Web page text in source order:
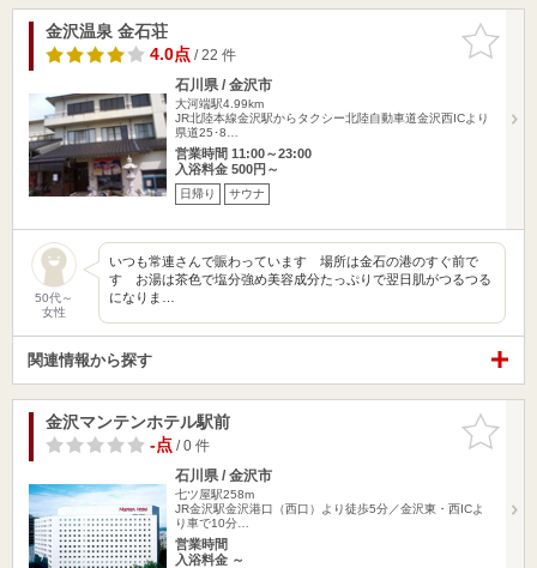
お気に入
りに追加
金沢温泉 金石荘
4.0点/ 22 件
石川県 / 金沢市
大河端駅4.99km
JR北陸本線金沢駅からタクシー北陸自動車道金沢西ICより
県道25･8…
営業時間 11:00～23:00
入浴料金 500円～
日帰り サウナ
50代～
女性
いつも常連さんで賑わっています 場所は金石の港のすぐ前で
す お湯は茶色で塩分強め美容成分たっぷりで翌日肌がつるつる
になりま…
関連情報から探す
お気に入
りに追加
金沢マンテンホテル駅前
-点/ 0 件
石川県 / 金沢市
七ツ屋駅258m
JR金沢駅金沢港口（西口）より徒歩5分／金沢東・西ICよ
り車で10分…
営業時間
入浴料金 ～